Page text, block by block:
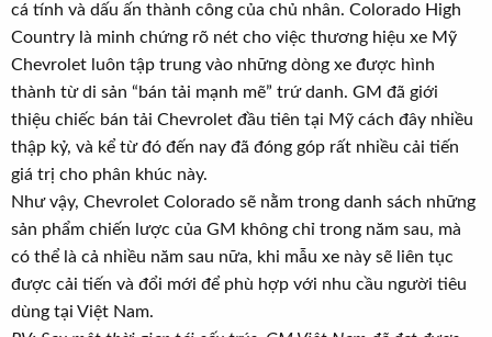
cá tính và dấu ấn thành công của chủ nhân. Colorado High
Country là minh chứng rõ nét cho việc thương hiệu xe Mỹ
Chevrolet luôn tập trung vào những dòng xe được hình
thành từ di sản “bán tải mạnh mẽ” trứ danh. GM đã giới
thiệu chiếc bán tải Chevrolet đầu tiên tại Mỹ cách đây nhiều
thập kỷ, và kể từ đó đến nay đã đóng góp rất nhiều cải tiến
giá trị cho phân khúc này.
Như vậy, Chevrolet Colorado sẽ nằm trong danh sách những
sản phẩm chiến lược của GM không chỉ trong năm sau, mà
có thể là cả nhiều năm sau nữa, khi mẫu xe này sẽ liên tục
được cải tiến và đổi mới để phù hợp với nhu cầu người tiêu
dùng tại Việt Nam.